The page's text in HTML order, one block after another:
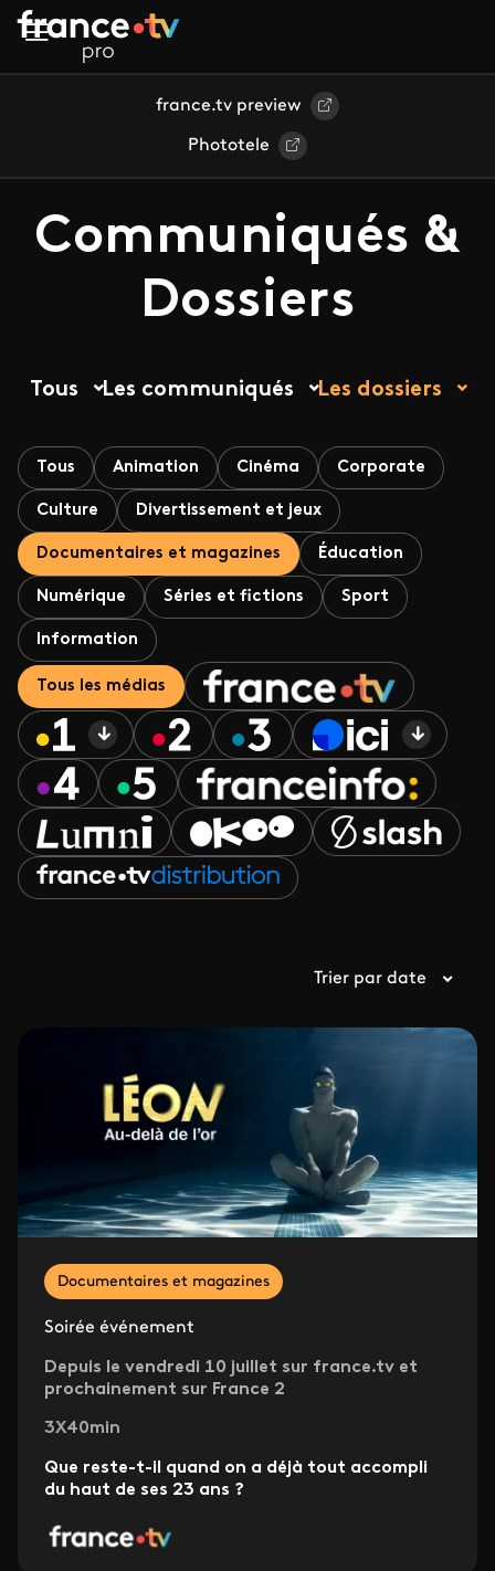
Aller au contenu principal
france.tv preview
Phototele
Communiqués &
Dossiers
Tous Les communiqués Les dossiers
Tous Animation Cinéma Corporate
Culture Divertissement et jeux
Documentaires et magazines Éducation
Numérique Séries et fictions Sport
Information
Tous les médias
Trier par date
Documentaires et magazines
Soirée événement
Depuis le vendredi 10 juillet sur france.tv et
prochainement sur France 2
3X40min
Que reste-t-il quand on a déjà tout accompli
du haut de ses 23 ans ?